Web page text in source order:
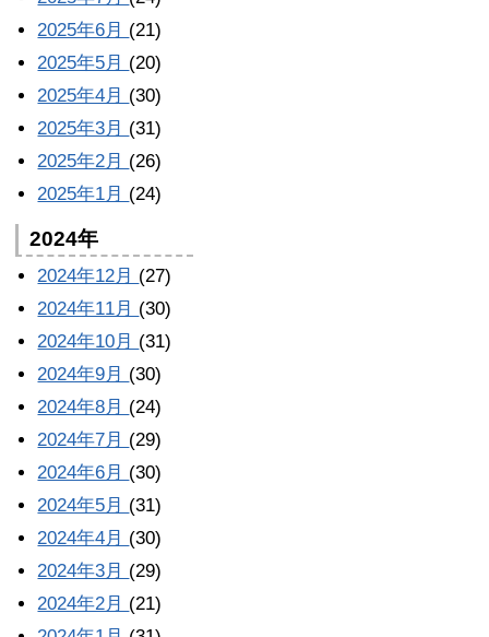
2025年6月 (21)
2025年5月 (20)
2025年4月 (30)
2025年3月 (31)
2025年2月 (26)
2025年1月 (24)
2024年
2024年12月 (27)
2024年11月 (30)
2024年10月 (31)
2024年9月 (30)
2024年8月 (24)
2024年7月 (29)
2024年6月 (30)
2024年5月 (31)
2024年4月 (30)
2024年3月 (29)
2024年2月 (21)